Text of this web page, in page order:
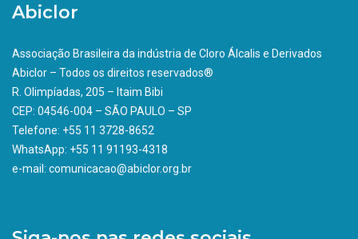
Abiclor
Associação Brasileira da indústria de Cloro Álcalis e Derivados
Abiclor – Todos os direitos reservados®
R. Olimpíadas, 205 – Itaim Bibi
CEP: 04546-004 – SÃO PAULO – SP
Telefone: +55 11 3728-8652
WhatsApp: +55 11 91193-4318
e-mail: comunicacao@abiclor.org.br